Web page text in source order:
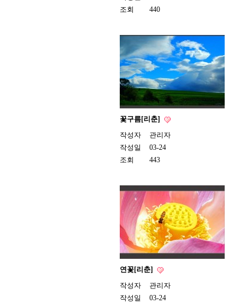
조회
440
꽃구름[리춘]
작성자
관리자
작성일
03-24
조회
443
연꽃[리춘]
작성자
관리자
작성일
03-24